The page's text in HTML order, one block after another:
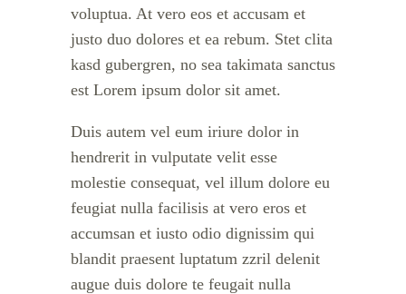
voluptua. At vero eos et accusam et
justo duo dolores et ea rebum. Stet clita
kasd gubergren, no sea takimata sanctus
est Lorem ipsum dolor sit amet.
Duis autem vel eum iriure dolor in
hendrerit in vulputate velit esse
molestie consequat, vel illum dolore eu
feugiat nulla facilisis at vero eros et
accumsan et iusto odio dignissim qui
blandit praesent luptatum zzril delenit
augue duis dolore te feugait nulla